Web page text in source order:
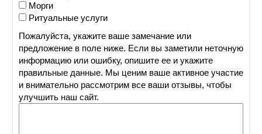
Морги
Ритуальные услуги
Пожалуйста, укажите ваше замечание или
предложение в поле ниже. Если вы заметили неточную
информацию или ошибку, опишите ее и укажите
правильные данные. Мы ценим ваше активное участие
и внимательно рассмотрим все ваши отзывы, чтобы
улучшить наш сайт.